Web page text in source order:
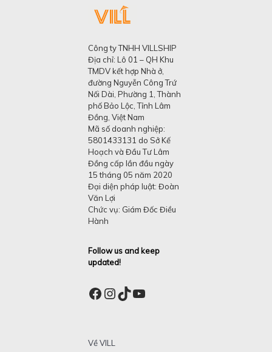
Công ty TNHH VILLSHIP
Địa chỉ: Lô 01 – QH Khu
TMDV kết hợp Nhà ở,
đường Nguyễn Công Trứ
Nối Dài, Phường 1, Thành
phố Bảo Lộc, Tỉnh Lâm
Đồng, Việt Nam
Mã số doanh nghiệp:
5801433131 do Sở Kế
Hoạch và Đầu Tư Lâm
Đồng cấp lần đầu ngày
15 tháng 05 năm 2020
Đại diện pháp luật: Đoàn
Văn Lợi
Chức vụ: Giám Đốc Điều
Hành
Follow us and keep
updated!
Facebook
Instagram
TikTok
YouTube
Về VILL